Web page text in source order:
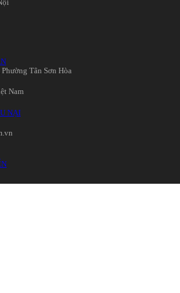
NẠI
Tân Sơn Hòa
Nam